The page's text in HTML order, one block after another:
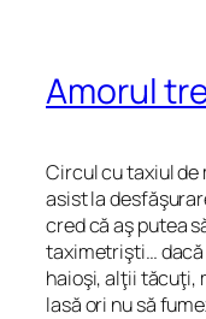
Amorul
Circul cu taxiul de
asist la
cred că aş putea
taximetrişti… dacă
haioşi, alţii tăcuţi,
lasă ori nu să